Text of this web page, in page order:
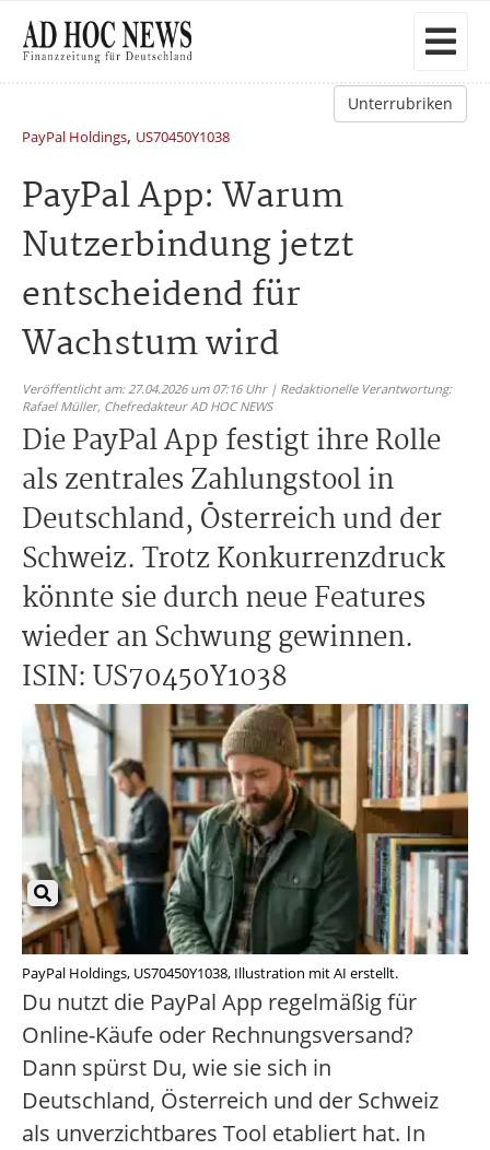
Unterrubriken
PayPal Holdings, US70450Y1038
PayPal App: Warum
Nutzerbindung jetzt
entscheidend für
Wachstum wird
Veröffentlicht am: 27.04.2026 um 07:16 Uhr | Redaktionelle Verantwortung:
Rafael Müller, Chefredakteur AD HOC NEWS
Die PayPal App festigt ihre Rolle
als zentrales Zahlungstool in
Deutschland, Österreich und der
Schweiz. Trotz Konkurrenzdruck
könnte sie durch neue Features
wieder an Schwung gewinnen.
ISIN: US70450Y1038
PayPal Holdings, US70450Y1038, Illustration mit AI erstellt.
Du nutzt die PayPal App regelmäßig für
Online-Käufe oder Rechnungsversand?
Dann spürst Du, wie sie sich in
Deutschland, Österreich und der Schweiz
als unverzichtbares Tool etabliert hat. In